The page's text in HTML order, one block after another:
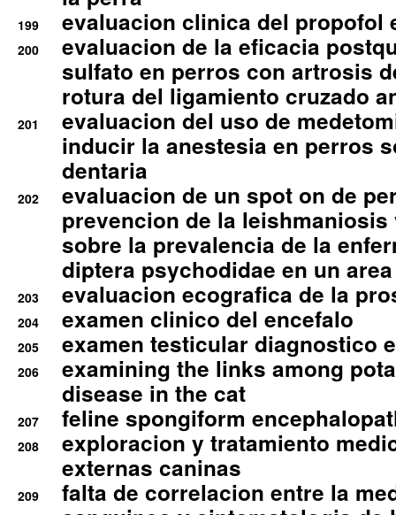
199 evaluacion clinica del propofol
200
evaluacion de la eficacia
sulfato en perros con artrosis
rotura del ligamiento cruzado
201
evaluacion del uso de
inducir la anestesia en perros
dentaria
202
evaluacion de un spot on de
prevencion de la
sobre la prevalencia de la
diptera psychodidae en un
203 evaluacion ecografica de la
204 examen clinico del encefalo
205 examen testicular diagnostico
206
examining the links among
disease in the cat
207 feline spongiform
208
exploracion y tratamiento
externas caninas
209
falta de correlacion entre la